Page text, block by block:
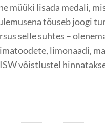
müüki lisada medali,
tõuseb joogi
selle suhtes –
limonaadi,
võistlustel